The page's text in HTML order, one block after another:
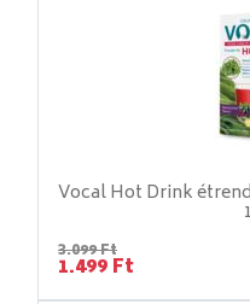
Vocal Hot Drink
3.099 Ft
1.499 Ft